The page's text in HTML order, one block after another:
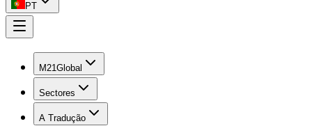
PT
M21Global
Sectores
A Tradução